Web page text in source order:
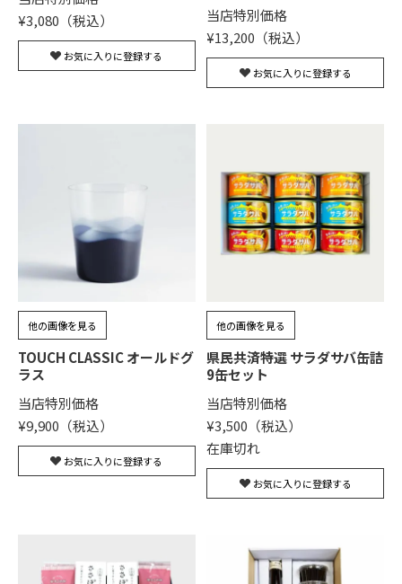
¥3,080
お気に入りに登録する
当店特別価格
¥13,200
お気に入りに登録する
他の画像を見る
TOUCH CLASSIC オールドグ
ラス
当店特別価格
¥9,900
お気に入りに登録する
他の画像を見る
県民共済特選 サラダサバ缶詰
9缶セット
当店特別価格
¥3,500
在庫切れ
お気に入りに登録する